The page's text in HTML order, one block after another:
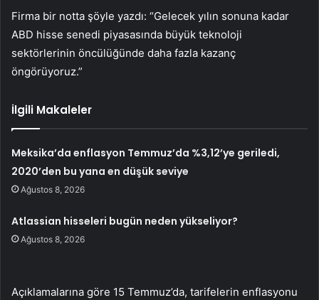
Firma bir notta şöyle yazdı: “Gelecek yılın sonuna kadar
ABD hisse senedi piyasasında büyük teknoloji
sektörlerinin öncülüğünde daha fazla kazanç
öngörüyoruz.”
İlgili Makaleler
Meksika’da enflasyon Temmuz’da %3,12’ye geriledi,
2020’den bu yana en düşük seviye
Ağustos 8, 2026
Atlassian hisseleri bugün neden yükseliyor?
Ağustos 8, 2026
Açıklamalarına göre 15 Temmuz’da, tarifelerin enflasyonu